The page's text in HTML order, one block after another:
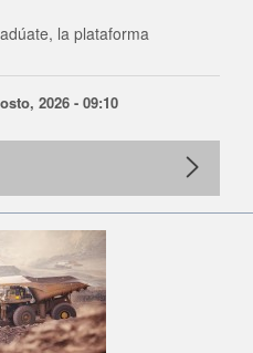
la plataforma
2026 - 09:10